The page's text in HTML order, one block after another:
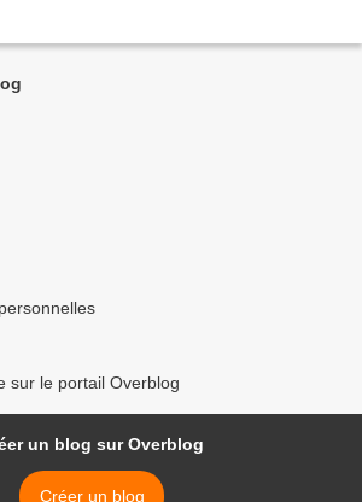
sur le portail Overblog
un blog sur Overblog
Créer un blog